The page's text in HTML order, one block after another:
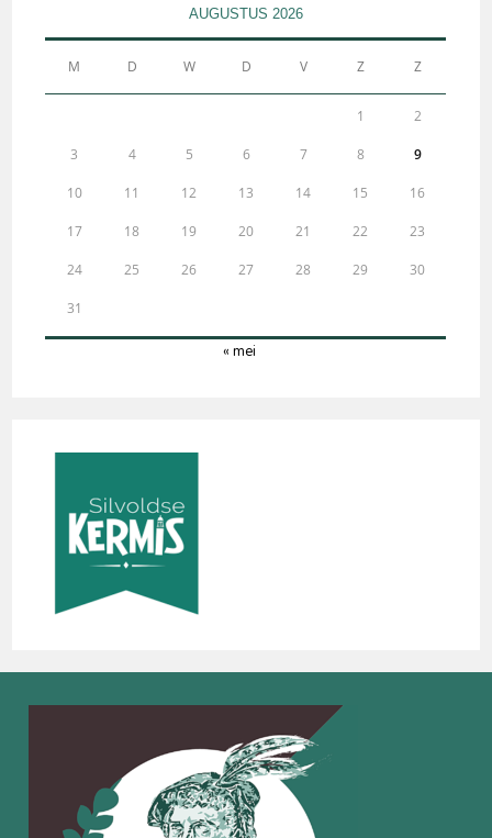
AUGUSTUS 2026
M D W D V Z Z
1 2
3 4 5 6 7 8 9
10 11 12 13 14 15 16
17 18 19 20 21 22 23
24 25 26 27 28 29 30
31
« mei